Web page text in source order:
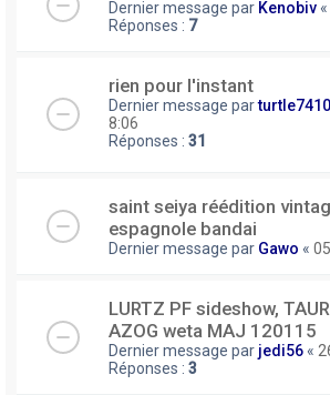
Dernier message par Kenobiv «
Réponses : 7
rien pour l'instant
Dernier message par
8:06
Réponses : 31
saint seiya réédition
espagnole bandai
Dernier message par Gawo «
LURTZ PF sideshow,
AZOG weta MAJ 120115
Dernier message par jedi56 «
Réponses : 3